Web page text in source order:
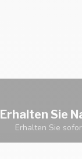
Erhalten Sie
Erhalten Sie